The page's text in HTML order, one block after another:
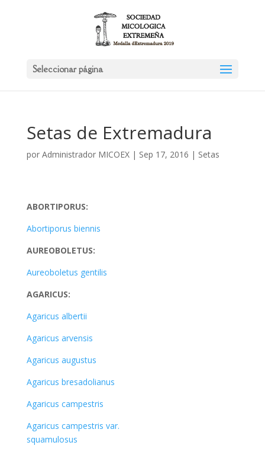
Seleccionar página
Setas de Extremadura
por Administrador MICOEX| Sep 17, 2016 | Setas
ABORTIPORUS:
Abortiporus biennis
AUREOBOLETUS:
Aureoboletus gentilis
AGARICUS:
Agaricus albertii
Agaricus arvensis
Agaricus augustus
Agaricus bresadolianus
Agaricus campestris
Agaricus campestris var.
squamulosus